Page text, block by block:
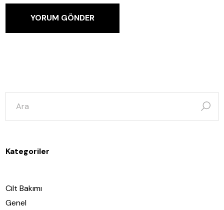
YORUM GÖNDER
şunun
ara:
Kategoriler
Cilt Bakımı
Genel